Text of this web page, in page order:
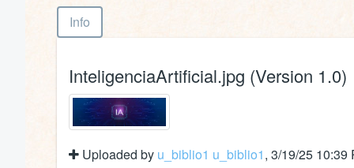
Info
InteligenciaArtificial.jpg (Version 1.0)
Uploaded by u_biblio1 u_biblio1, 3/19/25 10:39